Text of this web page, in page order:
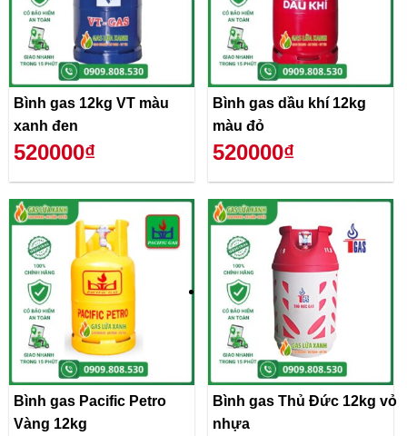
Bình gas 12kg VT màu
xanh đen
520000₫
Bình gas dầu khí 12kg
màu đỏ
520000₫
Bình gas Pacific Petro
Vàng 12kg
Bình gas Thủ Đức 12kg vỏ
nhựa